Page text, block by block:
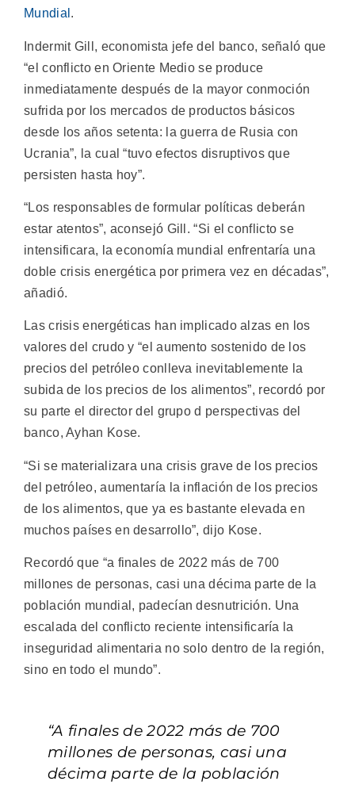
Mundial .
Indermit Gill, economista jefe del banco, señaló que
“el conflicto en Oriente Medio se produce
inmediatamente después de la mayor conmoción
sufrida por los mercados de productos básicos
desde los años setenta: la guerra de Rusia con
Ucrania”, la cual “tuvo efectos disruptivos que
persisten hasta hoy”.
“Los responsables de formular políticas deberán
estar atentos”, aconsejó Gill. “Si el conflicto se
intensificara, la economía mundial enfrentaría una
doble crisis energética por primera vez en décadas”,
añadió.
Las crisis energéticas han implicado alzas en los
valores del crudo y “el aumento sostenido de los
precios del petróleo conlleva inevitablemente la
subida de los precios de los alimentos”, recordó por
su parte el director del grupo d perspectivas del
banco, Ayhan Kose.
“Si se materializara una crisis grave de los precios
del petróleo, aumentaría la inflación de los precios
de los alimentos, que ya es bastante elevada en
muchos países en desarrollo”, dijo Kose.
Recordó que “a finales de 2022 más de 700
millones de personas, casi una décima parte de la
población mundial, padecían desnutrición. Una
escalada del conflicto reciente intensificaría la
inseguridad alimentaria no solo dentro de la región,
sino en todo el mundo”.
“A finales de 2022 más de 700
millones de personas, casi una
décima parte de la población